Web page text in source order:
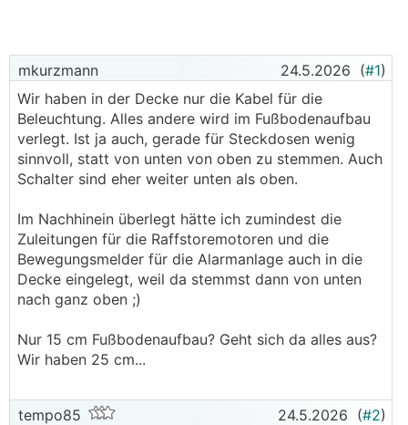
mkurzmann 24.5.2026 (#1)
Wir haben in der Decke nur die Kabel für die
Beleuchtung. Alles andere wird im Fußbodenaufbau
verlegt. Ist ja auch, gerade für Steckdosen wenig
sinnvoll, statt von unten von oben zu stemmen. Auch
Schalter sind eher weiter unten als oben.
Im Nachhinein überlegt hätte ich zumindest die
Zuleitungen für die Raffstoremotoren und die
Bewegungsmelder für die Alarmanlage auch in die
Decke eingelegt, weil da stemmst dann von unten
nach ganz oben ;)
Nur 15 cm Fußbodenaufbau? Geht sich da alles aus?
Wir haben 25 cm...
tempo85 24.5.2026 (#2)